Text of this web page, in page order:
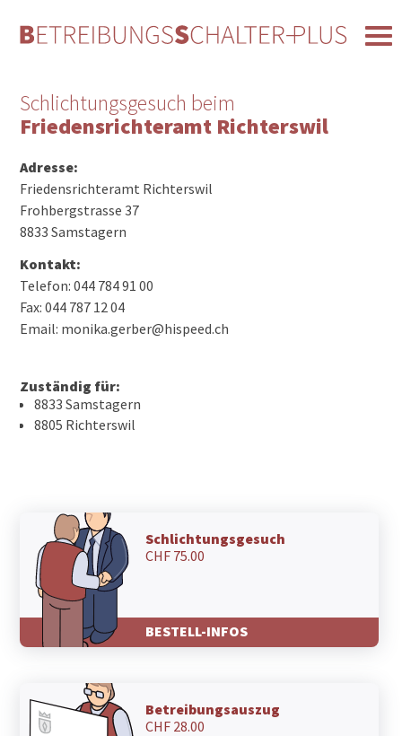
Schlichtungsgesuch beim
Friedensrichteramt Richterswil
Adresse:
Friedensrichteramt Richterswil
Frohbergstrasse 37
8833 Samstagern
Kontakt:
Telefon: 044 784 91 00
Fax: 044 787 12 04
Email: monika.gerber@hispeed.ch
Zuständig für:
8833 Samstagern
8805 Richterswil
Schlichtungsgesuch
CHF 75.00
BESTELL-INFOS
Betreibungsauszug
CHF 28.00